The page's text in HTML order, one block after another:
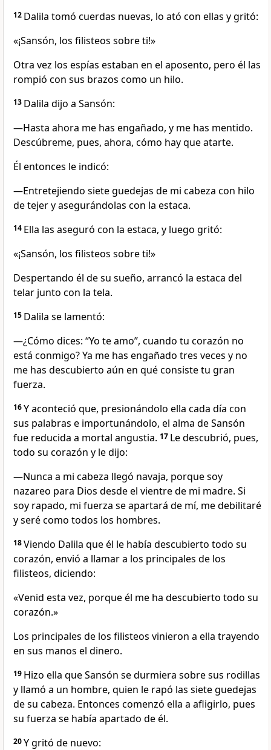
12 Dalila tomó cuerdas nuevas, lo ató con ellas y gritó:
«¡Sansón, los filisteos sobre ti!»
Otra vez los espías estaban en el aposento, pero él las
rompió con sus brazos como un hilo.
13 Dalila dijo a Sansón:
—Hasta ahora me has engañado, y me has mentido.
Descúbreme, pues, ahora, cómo hay que atarte.
Él entonces le indicó:
—Entretejiendo siete guedejas de mi cabeza con hilo
de tejer y asegurándolas con la estaca.
14 Ella las aseguró con la estaca, y luego gritó:
«¡Sansón, los filisteos sobre ti!»
Despertando él de su sueño, arrancó la estaca del
telar junto con la tela.
15 Dalila se lamentó:
—¿Cómo dices: “Yo te amo”, cuando tu corazón no
está conmigo? Ya me has engañado tres veces y no
me has descubierto aún en qué consiste tu gran
fuerza.
16Y aconteció que, presionándolo ella cada día con
sus palabras e importunándolo, el alma de Sansón
fue reducida a mortal angustia. 17 Le descubrió, pues,
todo su corazón y le dijo:
—Nunca a mi cabeza llegó navaja, porque soy
nazareo para Dios desde el vientre de mi madre. Si
soy rapado, mi fuerza se apartará de mí, me debilitaré
y seré como todos los hombres.
18Viendo Dalila que él le había descubierto todo su
corazón, envió a llamar a los principales de los
filisteos, diciendo:
«Venid esta vez, porque él me ha descubierto todo su
corazón.»
Los principales de los filisteos vinieron a ella trayendo
en sus manos el dinero.
19 Hizo ella que Sansón se durmiera sobre sus rodillas
y llamó a un hombre, quien le rapó las siete guedejas
de su cabeza. Entonces comenzó ella a afligirlo, pues
su fuerza se había apartado de él.
20Y gritó de nuevo: